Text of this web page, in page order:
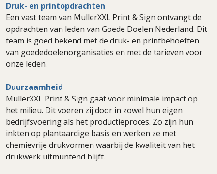
Druk- en printopdrachten
Een vast team van MullerXXL Print & Sign ontvangt de
opdrachten van leden van Goede Doelen Nederland. Dit
team is goed bekend met de druk- en printbehoeften
van goededoelenorganisaties en met de tarieven voor
onze leden.
Duurzaamheid
MullerXXL Print & Sign gaat voor minimale impact op
het milieu. Dit voeren zij door in zowel hun eigen
bedrijfsvoering als het productieproces. Zo zijn hun
inkten op plantaardige basis en werken ze met
chemievrije drukvormen waarbij de kwaliteit van het
drukwerk uitmuntend blijft.